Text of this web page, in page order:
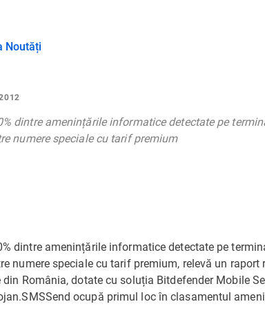
Noutăți
dintre amenințările informatice detectate pe
numere speciale cu tarif premium
dintre amenințările informatice detectate pe
numere speciale cu tarif premium, relevă un
din România, dotate cu soluția Bitdefender Mobile
ocupă primul loc în clasamentul